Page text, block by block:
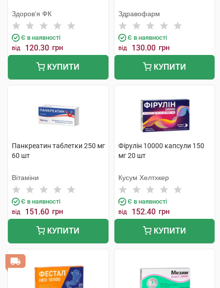
Здоров'я ФК
Є в наявності
від 120.30 грн
КУПИТИ
Здравофарм
Є в наявності
від 130.00 грн
КУПИТИ
Панкреатин таблетки 250 мг
60 шт
Вітаміни
Є в наявності
від 151.60 грн
КУПИТИ
Фірулін 10000 капсули 150
мг 20 шт
Кусум Хелтхкер
Є в наявності
від 152.40 грн
КУПИТИ